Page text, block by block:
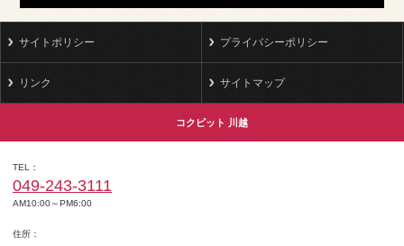
サイトポリシー プライバシーポリシー
リンク サイトマップ
コクピット 川越
TEL
049-243-3111
AM10:00～PM6:00
住所